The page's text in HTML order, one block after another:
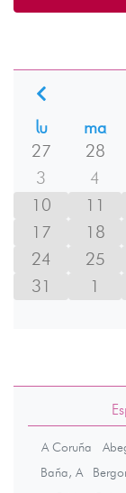
lu
ma
27
28
3
4
10
11
17
18
24
25
31
1
A Coruña
Baña, A